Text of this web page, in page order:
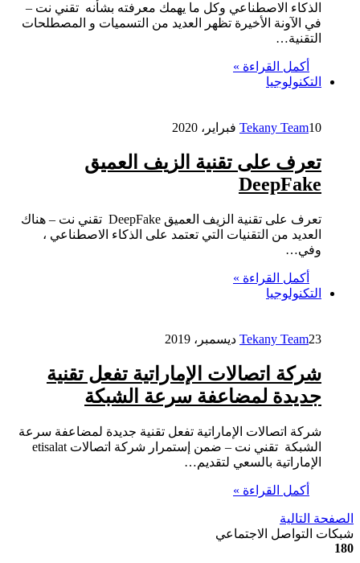
الذكاء الاصطناعي وكل ما يهمك معرفته بشأنه تقني نت –
في الآونة الأخيرة تظهر العديد من التسميات و المصطلحات
التقنية…
أكمل القراءة »
التكنولوجيا
Tekany Team10 فبراير، 2020
تعرف على تقنية الزيف العميق
DeepFake
تعرف على تقنية الزيف العميق DeepFake تقني نت – هناك
العديد من التقنيات التي تعتمد على الذكاء الاصطناعي ،
وفي…
أكمل القراءة »
التكنولوجيا
Tekany Team23 ديسمبر، 2019
شركة اتصالات الإماراتية تفعل تقنية
جديدة لمضاعفة سرعة الشبكة
شركة اتصالات الإماراتية تفعل تقنية جديدة لمضاعفة سرعة
الشبكة تقني نت – ضمن إستمرار شركة اتصالات etisalat
الإماراتية بالسعي لتقديم…
أكمل القراءة »
الصفحة التالية
شبكات التواصل الاجتماعي
180